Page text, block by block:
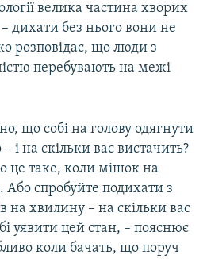
велика частина хворих
дихати без нього вони не
розповідає, що люди з
перебувають на межі
що собі на голову одягнути
і на скільки вас вистачить?
це таке, коли мішок на
Або спробуйте подихати з
на хвилину – на скільки вас
уявити цей стан, – пояснює
коли бачать, що поруч